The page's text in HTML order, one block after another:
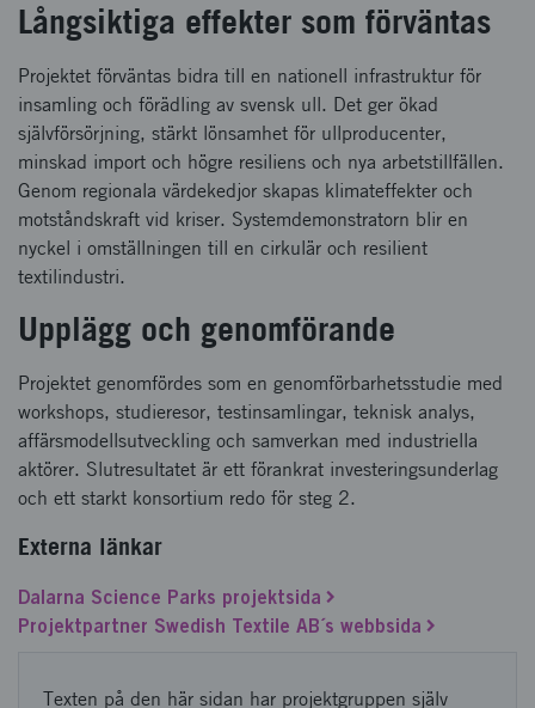
Långsiktiga effekter som förväntas
Projektet förväntas bidra till en nationell infrastruktur för
insamling och förädling av svensk ull. Det ger ökad
självförsörjning, stärkt lönsamhet för ullproducenter,
minskad import och högre resiliens och nya arbetstillfällen.
Genom regionala värdekedjor skapas klimateffekter och
motståndskraft vid kriser. Systemdemonstratorn blir en
nyckel i omställningen till en cirkulär och resilient
textilindustri.
Upplägg och genomförande
Projektet genomfördes som en genomförbarhetsstudie med
workshops, studieresor, testinsamlingar, teknisk analys,
affärsmodellsutveckling och samverkan med industriella
aktörer. Slutresultatet är ett förankrat investeringsunderlag
och ett starkt konsortium redo för steg 2.
Externa länkar
Dalarna Science Parks projektsida
Projektpartner Swedish Textile AB´s webbsida
Texten på den här sidan har projektgruppen själv